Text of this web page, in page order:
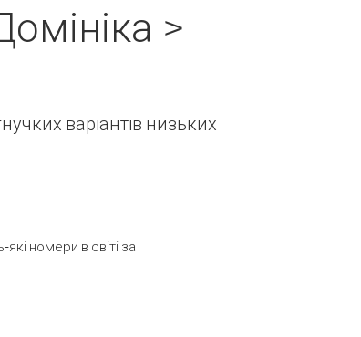
>
варіантів низьких
номери в світі за